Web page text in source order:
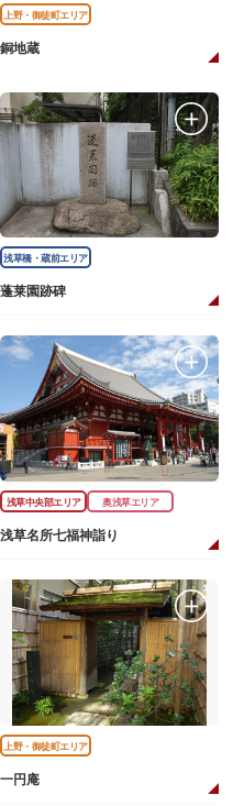
上野・御徒町エリア
銅地蔵
浅草橋・蔵前エリア
蓬莱園跡碑
浅草中央部エリア 奥浅草エリア
浅草名所七福神詣り
上野・御徒町エリア
一円庵